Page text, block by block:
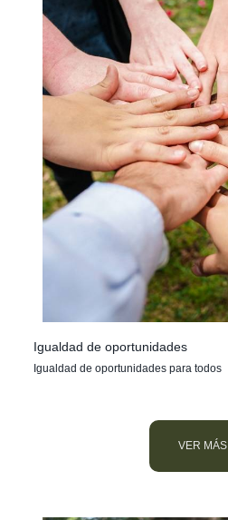
Igualdad de oportunidades
Igualdad de oportunidades para todos
VER MÁS